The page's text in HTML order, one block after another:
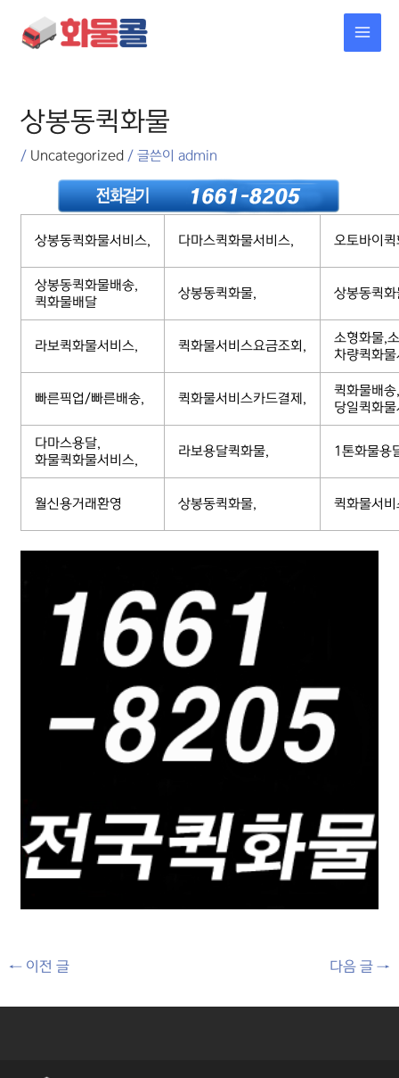
건너뛰기
상봉동퀵화물
/ Uncategorized / 글쓴이admin
상봉동퀵화물서비스, 다마스퀵화물서비스, 오토바이
상봉동퀵화물배송,
퀵화물배달
상봉동퀵화물, 상봉동퀵
라보퀵화물서비스, 퀵화물서비스요금조회,
소형화물,
차량퀵화
빠른픽업/빠른배송, 퀵화물서비스카드결제,
퀵화물배
당일퀵화
다마스용달,
화물퀵화물서비스,
라보용달퀵화물, 1톤화물용
월신용거래환영 상봉동퀵화물, 퀵화물서
← 이전 글 다음 글 →